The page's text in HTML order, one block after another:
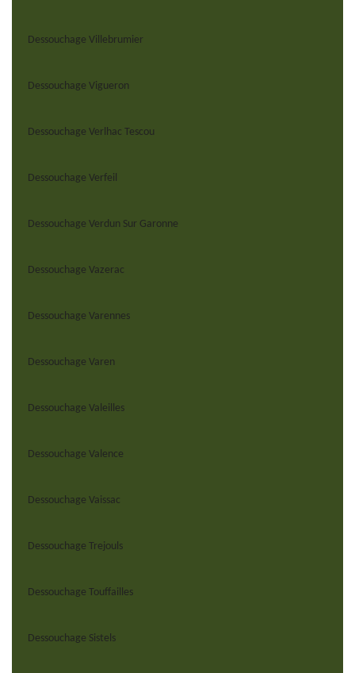
Dessouchage Villebrumier
Dessouchage Vigueron
Dessouchage Verlhac Tescou
Dessouchage Verfeil
Dessouchage Verdun Sur Garonne
Dessouchage Vazerac
Dessouchage Varennes
Dessouchage Varen
Dessouchage Valeilles
Dessouchage Valence
Dessouchage Vaissac
Dessouchage Trejouls
Dessouchage Touffailles
Dessouchage Sistels